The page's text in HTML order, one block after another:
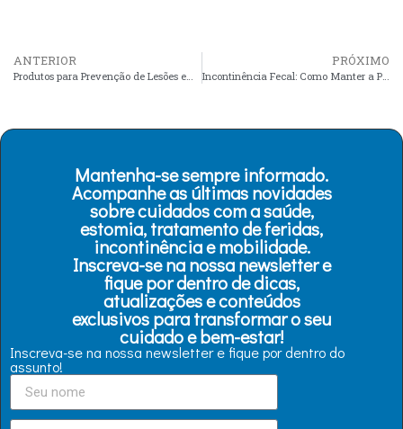
ANTERIOR
Produtos para Prevenção de Lesões em Pacientes Acamados
PRÓXIMO
Incontinência Fecal: Como Manter a Pele Protegida
Mantenha-se sempre informado.
Acompanhe as últimas novidades
sobre cuidados com a saúde,
estomia, tratamento de feridas,
incontinência e mobilidade.
Inscreva-se na nossa newsletter e
fique por dentro de dicas,
atualizações e conteúdos
exclusivos para transformar o seu
cuidado e bem-estar!
Inscreva-se na nossa newsletter e fique por dentro do
assunto!